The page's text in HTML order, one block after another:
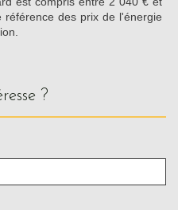
des prix de l'énergie
?